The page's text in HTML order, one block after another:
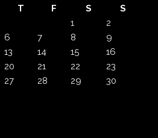
T F S
S
1
2
6 7 8
9
13 14 15
16
20 21 22
23
27 28 29
30